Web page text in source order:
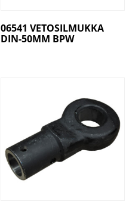
06541 VETOSILMUKKA
DIN-50MM BPW